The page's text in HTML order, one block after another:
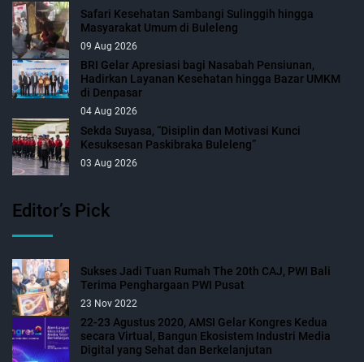
Safari Kesehatan Sambangi Sulinggih hingga
Masyarakat Umum di Buleleng
09 Aug 2026
BRI Gelar Apresiasi bagi Nasabah Pensiunan,
Hadirkan Layanan Kesehatan hingga Bazar UMKM
di Denpasar
04 Aug 2026
Sekda Suyasa, “Disiplin dan Motivasi Kunci
Kesuksesan Paskibraka Buleleng”
03 Aug 2026
Editor’s Pick
Sukses Jadi Tuan Rumah The 20th CAJ, PWI Bali
Terima Penghargaan PWI Pusat
23 Nov 2022
22-23 Agustus 2020, AMSI Gelar Kongres Kedua
secara Virtual, Bangun Ekosistem Industri Media
Digital yang Sehat dan Berkelanjutan